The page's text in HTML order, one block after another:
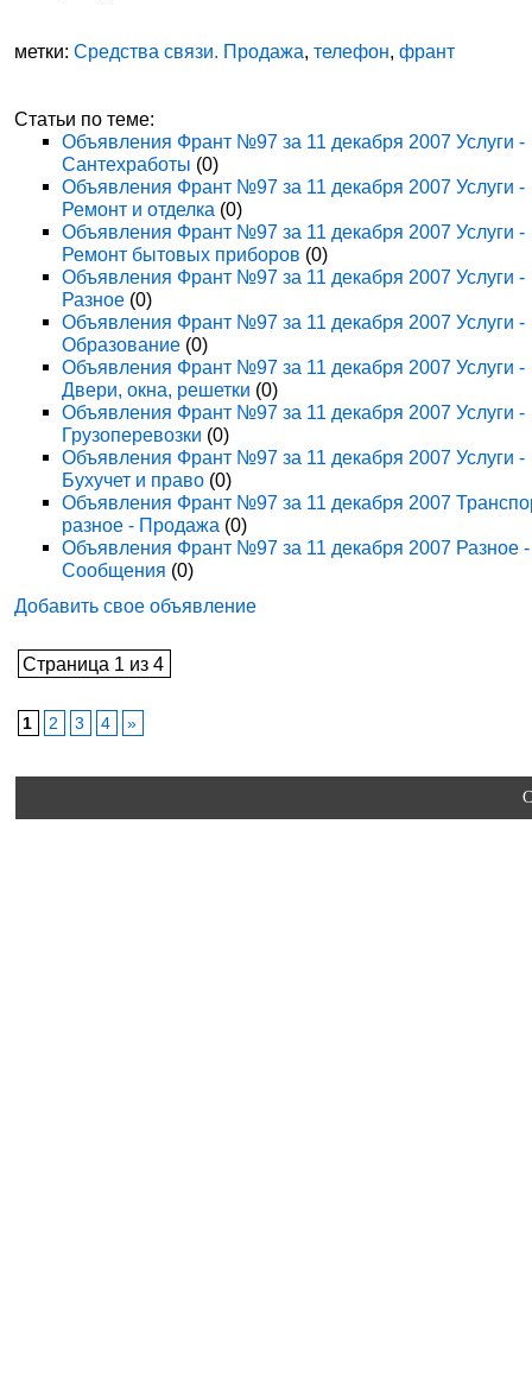
метки:Средства связи. Продажа,телефон,франт
Статьи по теме:
Объявления Франт №97 за 11 декабря 2007 Услуги -
Сантехработы (0)
Объявления Франт №97 за 11 декабря 2007 Услуги -
Ремонт и отделка (0)
Объявления Франт №97 за 11 декабря 2007 Услуги -
Ремонт бытовых приборов (0)
Объявления Франт №97 за 11 декабря 2007 Услуги -
Разное (0)
Объявления Франт №97 за 11 декабря 2007 Услуги -
Образование (0)
Объявления Франт №97 за 11 декабря 2007 Услуги -
Двери, окна, решетки (0)
Объявления Франт №97 за 11 декабря 2007 Услуги -
Грузоперевозки (0)
Объявления Франт №97 за 11 декабря 2007 Услуги -
Бухучет и право (0)
Объявления Франт №97 за 11 декабря 2007
разное - Продажа (0)
Объявления Франт №97 за 11 декабря 2007 Разное -
Сообщения (0)
Добавить свое объявление
Страница 1 из 4
1 2 3 4 »